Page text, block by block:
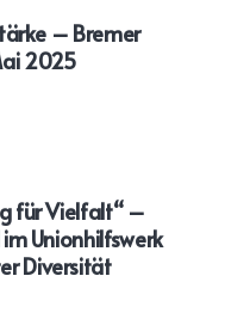
– Bremer
2025
für Vielfalt“ –
Unionhilfswerk
Diversität